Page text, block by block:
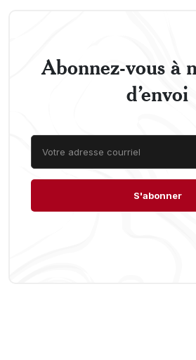
Abonnez-vous à
d’envoi